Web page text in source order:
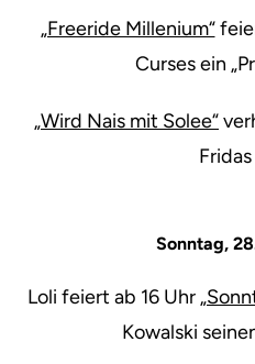
„Freeride Millenium“
Curses ein
„Wird Nais mit Solee“
Sonntag,
Loli feiert ab 16 Uhr
Kowalski